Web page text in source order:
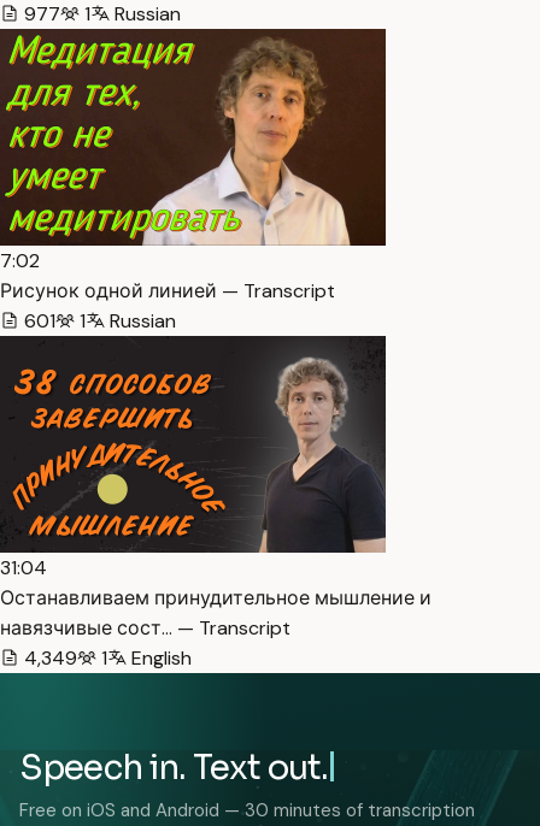
977
1 Russian
7:02
Рисунок одной линией — Transcript
601
1 Russian
31:04
Останавливаем принудительное мышление и
навязчивые сост… — Transcript
4,349
1 English
Speech in. Text out.
Free on iOS and Android — 30 minutes of transcription